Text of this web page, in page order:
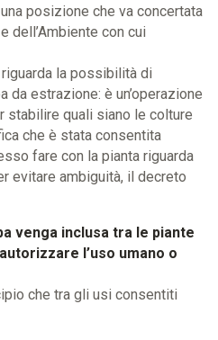
posizione che va concertata
dell’Ambiente con cui
la possibilità di
da estrazione: è un’operazione
stabilire quali siano le colture
che è stata consentita
fare con la pianta riguarda
evitare ambiguità, il decreto
venga inclusa tra le piante
l’uso umano o
che tra gli usi consentiti